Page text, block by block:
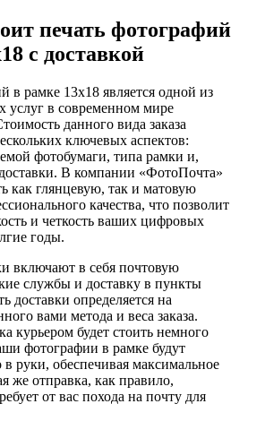
печать фотографий
с доставкой
в рамке 13х18 является одной из
услуг в современном мире
данного вида заказа
ключевых аспектов:
фотобумаги, типа рамки и,
В компании «ФотоПочта»
как глянцевую, так и матовую
качества, что позволит
и четкость ваших цифровых
годы.
включают в себя почтовую
службы и доставку в пункты
доставки определяется на
вами метода и веса заказа.
курьером будет стоить немного
фотографии в рамке будут
руки, обеспечивая максимальное
же отправка, как правило,
от вас похода на почту для